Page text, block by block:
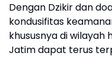
Dengan Dzikir dan
kondusifitas
khususnya di wilayah
Jatim dapat terus